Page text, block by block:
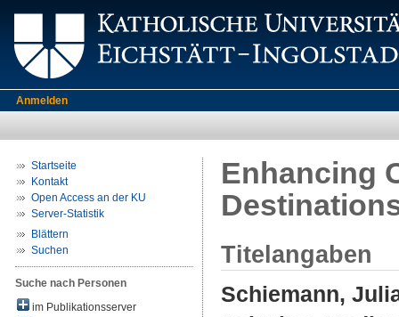
Anmelden
Startseite
Kontakt
Open Access an der KU
Server-Statistik
Blättern
Suchen
Suche nach Personen
im Publikationsserver
Enhancing
Titelangaben
Schiemann,